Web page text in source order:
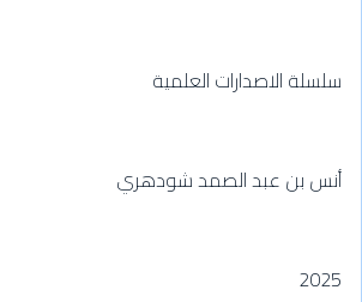
سلسلة الاصدارات العلمية
أنس بن عبد الصمد شودهري
2025